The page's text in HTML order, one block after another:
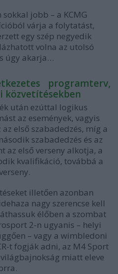
jobb – a KCMG
várja a folytatást,
egy szép negyedik
volna az utolsó
úgy akarja…
programterv,
közvetítésekben
után ezúttal logikus
az események, vagyis
első szabadedzés, míg a
szabadedzés és az
az első verseny alkotja, a
kvalifikáció, továbbá a
illetően azonban
nagy szerencse kell
élőben a szombat
2-n ugyanis – helyi
– vagy a wimbledoni
t fogják adni, az M4 Sport
miatt eleve